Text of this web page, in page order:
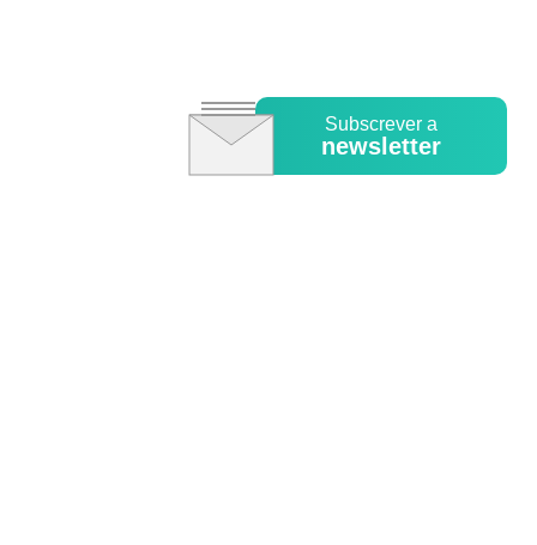
Subscrever a
newsletter